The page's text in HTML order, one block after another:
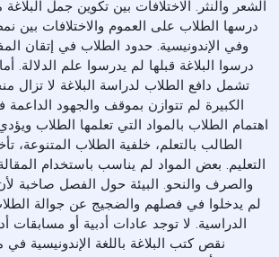
الشعر والنثر. الاختلافات بين تكوين جمل البلاغة
درسها الطلاب على العموم والاختلافات بين
وفي الإندونيسية. حدود الطلاب في إتقان
درسوا البلاغة قبلها لم يدرسوا علم الدلالة.
تشمل دافع الطلاب لدراسة البلاغة لا تزال
الكبيرة لم تتوازن بموقف والجهود الداعمة
اهتمام الطلاب بالمواد التي تعلمها الطلاب
الطالب بالتعلم، خلفية الطلاب المتنوعة،
التعليم. بعض المواد لم يناسب باستخدام
والصرف والنحو. البيئة حول الفصل صاخبة
لم يدخلوا في فصلهم والضجيج عن جوالة
الدراسية. لا توجد عادات أدبية أو مسابقات
نقص كتب البلاغة باللغة الإندونيسية في